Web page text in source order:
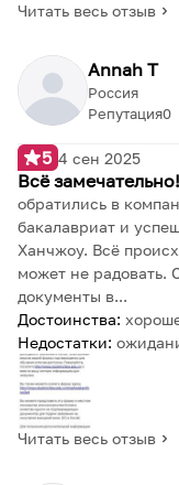
Читать весь отзыв
Annah T
Репутация0
Россия
5 4 сен 2025
Всё замечательно!
обратились в
бакалавриат и
Ханчжоу. Всё
может не радовать.
документы в...
Достоинства:
Недостатки:
Читать весь отзыв